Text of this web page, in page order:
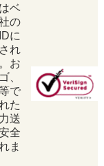
ベ
の
に
れ
お
、
で
た
送
全
ま